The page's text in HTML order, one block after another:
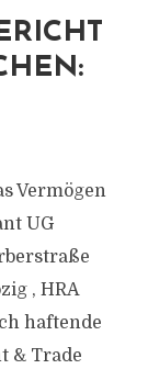
Vermögen
UG
, HRA
haftende
& Trade